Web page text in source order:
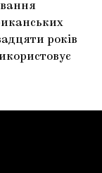
років